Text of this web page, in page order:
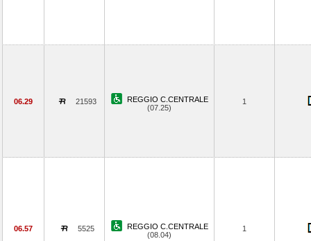
06.29 21593
REGGIO C.CENTRALE
(07.25)
1
06.57 5525
REGGIO C.CENTRALE
(08.04)
1